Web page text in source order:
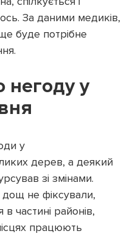
За даними медиків,
буде потрібне
негоду у
у
дерев, а деякий
зі змінами.
не фіксували,
частині районів,
працюють